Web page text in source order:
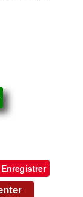
Enregistrer